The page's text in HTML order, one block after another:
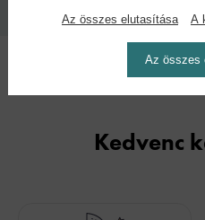
Kedvenc
Az összes elutasítása A
Az összes